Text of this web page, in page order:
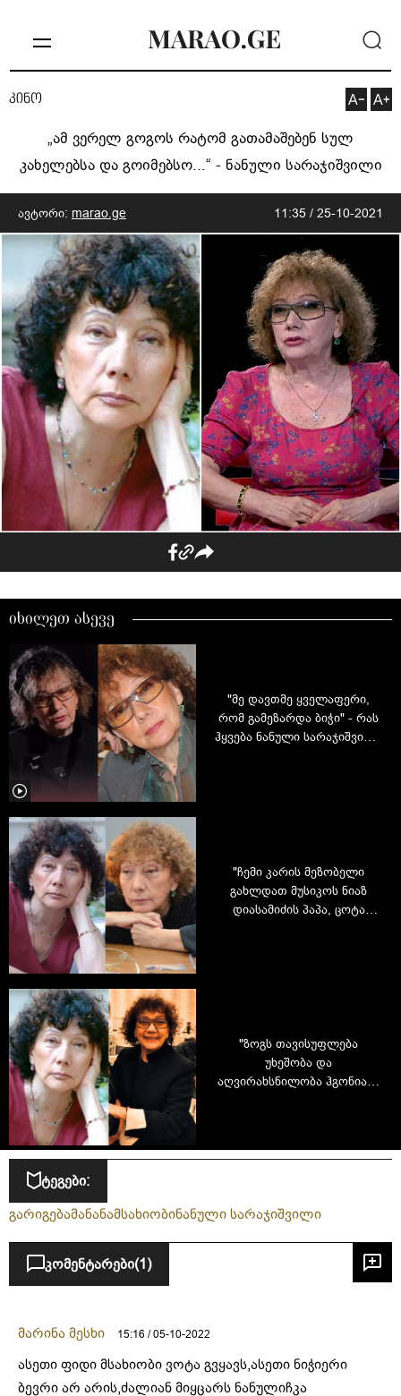
კინო
„ამ ვერელ გოგოს რატომ გათამაშებენ სულ
კახელებსა და გოიმებსო...“ - ნანული სარაჯიშვილი
ავტორი: marao.ge 11:35 / 25-10-2021
იხილეთ ასევე
"მე დავთმე ყველაფერი,
რომ გამეზარდა ბიჭი" - რას
ჰყვება ნანული სარაჯიშვილი
"ჩემი კარის მეზობელი
გახლდათ მუსიკოს ნიაზ
დიასამიძის პაპა, ცოტა
"ზოგს თავისუფლება
უხეშობა და
აღვირახსნილობა ჰგონია" -
ტეგები:
გარიგებამანანამსახიობინანული სარაჯიშვილი
კომენტარები(1)
მარინა მესხი 15:16 / 05-10-2022
ასეთი ფიდი მსახიობი ვოტა გვყავს,ასეთი ნიჭიერი
ბევრი არ არის,ძალიან მიყცარს ნანულიჩკა